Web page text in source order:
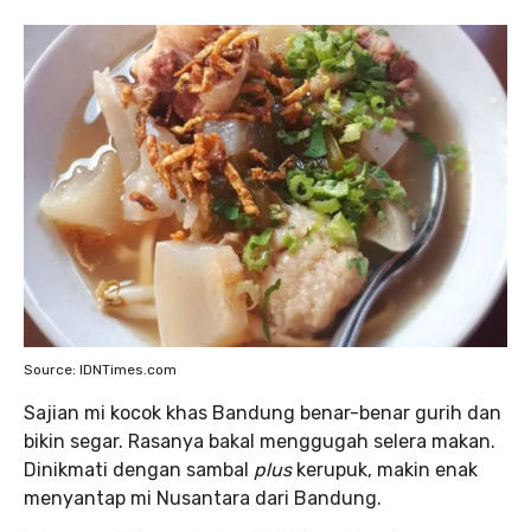
Source: IDNTimes.com
Sajian mi kocok khas Bandung benar-benar gurih dan
bikin segar. Rasanya bakal menggugah selera makan.
Dinikmati dengan sambal plus kerupuk, makin enak
menyantap mi Nusantara dari Bandung.